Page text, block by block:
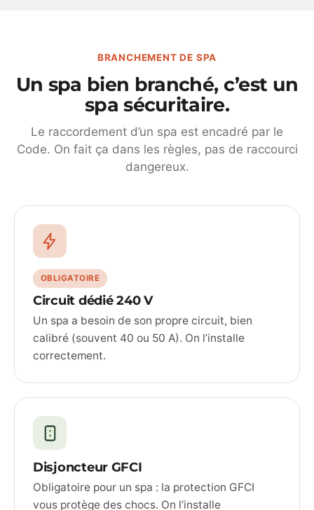
BRANCHEMENT DE SPA
Un spa bien branché, c’est un
spa sécuritaire.
Le raccordement d’un spa est encadré par le
Code. On fait ça dans les règles, pas de raccourci
dangereux.
OBLIGATOIRE
Circuit dédié 240 V
Un spa a besoin de son propre circuit, bien
calibré (souvent 40 ou 50 A). On l’installe
correctement.
Disjoncteur GFCI
Obligatoire pour un spa : la protection GFCI
vous protège des chocs. On l’installe